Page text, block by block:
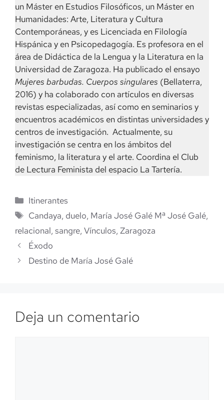
un Máster en Estudios Filosóficos, un Máster en
Humanidades: Arte, Literatura y Cultura
Contemporáneas, y es Licenciada en Filología
Hispánica y en Psicopedagogía. Es profesora en el
área de Didáctica de la Lengua y la Literatura en la
Universidad de Zaragoza. Ha publicado el ensayo
Mujeres barbudas. Cuerpos singulares (Bellaterra,
2016) y ha colaborado con artículos en diversas
revistas especializadas, así como en seminarios y
encuentros académicos en distintas universidades y
centros de investigación. Actualmente, su
investigación se centra en los ámbitos del
feminismo, la literatura y el arte. Coordina el Club
de Lectura Feminista del espacio La Tartería.
Categorías
Itinerantes
Etiquetas
Candaya, duelo, María José Galé Mª José Galé,
relacional, sangre, Vínculos, Zaragoza
Éxodo
Destino de María José Galé
Deja un comentario